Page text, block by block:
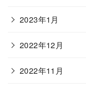
2023年1月
2022年12月
2022年11月